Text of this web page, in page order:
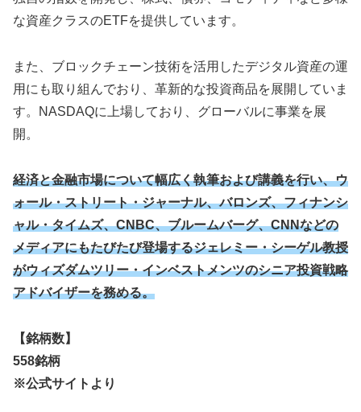
な資産クラスのETFを提供しています。​
また、ブロックチェーン技術を活用したデジタル資産の運
用にも取り組んでおり、革新的な投資商品を展開していま
す。​NASDAQに上場しており、グローバルに事業を展
開。
経済と金融市場について幅広く執筆および講義を行い、ウ
ォール・ストリート・ジャーナル、バロンズ、フィナンシ
ャル・タイムズ、CNBC、ブルームバーグ、CNNなどの
メディアにもたびたび登場するジェレミー・シーゲル教授
がウィズダムツリー・インベストメンツのシニア投資戦略
アドバイザーを務める。
【銘柄数】
558銘柄
※公式サイトより